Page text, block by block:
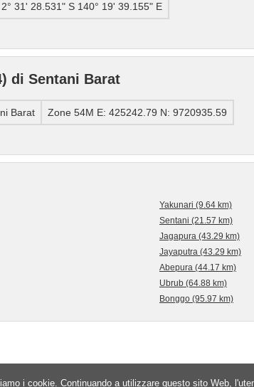
2° 31' 28.531" S 140° 19' 39.155" E
di Sentani Barat
Barat Zone 54M E: 425242.79 N: 9720935.59
Yakunari (9.64 km)
Sentani (21.57 km)
Jagapura (43.29 km)
Jayaputra (43.29 km)
Abepura (44.17 km)
Ubrub (64.88 km)
Bonggo (95.97 km)
i cookie. Continuando a utilizzare questo sito Web,